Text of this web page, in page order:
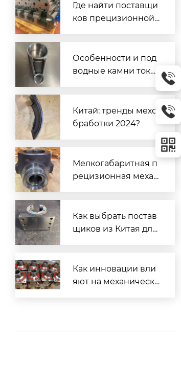
Где найти поставщи
ков прецизионной
Особенности и под
водные камни тока
ке с метровым выл
етом и револьверн
Китай: тренды мехо
бработки 2024?
Мелкогабаритная п
рецизионная механ
нькие размеры
Как выбрать постав
щиков из Китая для
Как инновации вли
яют на механическу